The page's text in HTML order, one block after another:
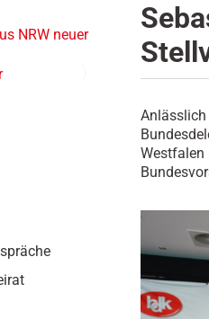
Westfalen
NRW neuer